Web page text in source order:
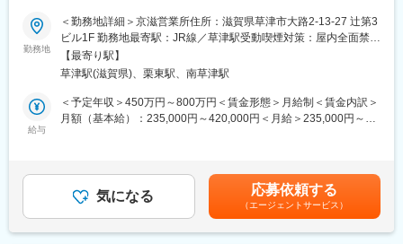
■数字で見るミツトヨ：
・従業員数：5,862名
・新卒／キャリア入社比率：新卒58%／キャリア42%
・平均勤続年数：男性15.1年／女性14.9年
・離職率：2.3%
・有給休暇平均取得日数：12.6日
■概要：
5,500種類以上に及ぶミツトヨ製品のうち特に機器商品（三次元測
定機、画像測定機、形状測定機、試験機器等）を中心とした提案
型営業をお任せします。
特に、
・お客様の精密測定に関する課題解決
・モノづくり現場における自動化/省人化に向けた測定ソリューシ
ョンの提案
など、測定技術を応用し、お客様の抱える生産課題解決を担って
勤務地
＜勤務地詳細＞京滋営業所住所：滋賀県草津市大路2-13-27 辻第3
ビル1F 勤務地最寄駅：JR線／草津駅受動喫煙対策：屋内全面禁煙
変更の範囲：会社の定める事業所（リモートワーク含む）
【最寄り駅】
草津駅(滋賀県)、栗東駅、南草津駅
給与
＜予定年収＞450万円～800万円＜賃金形態＞月給制＜賃金内訳＞
月額（基本給）：235,000円～420,000円＜月給＞235,000円～
の場合は残業代別途支給賃金はあくまでも目安の金額であり、選
考を通じて上下する可能性があります。月給(月額)は固定手当を含
気になる 応募依頼する
（エージェントサービス）